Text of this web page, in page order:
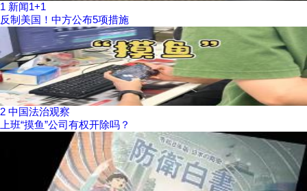
1 新闻1+1
反制美国！中方公布5项措施
2 中国法治观察
上班“摸鱼”公司有权开除吗？